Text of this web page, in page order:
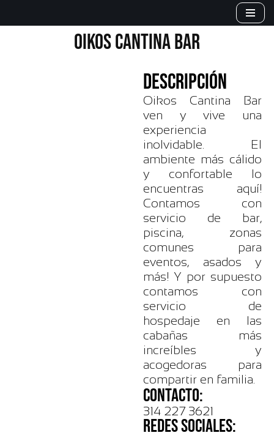
OIKOS CANTINA BAR
DESCRIPCIÓN
Oikos Cantina Bar
ven y vive una
experiencia
inolvidable. El
ambiente más cálido
y confortable lo
encuentras aquí!
Contamos con
servicio de bar,
piscina, zonas
comunes para
eventos, asados y
más! Y por supuesto
contamos con
servicio de
hospedaje en las
cabañas más
increíbles y
acogedoras para
compartir en familia.
CONTACTO:
314 227 3621
REDES SOCIALES: